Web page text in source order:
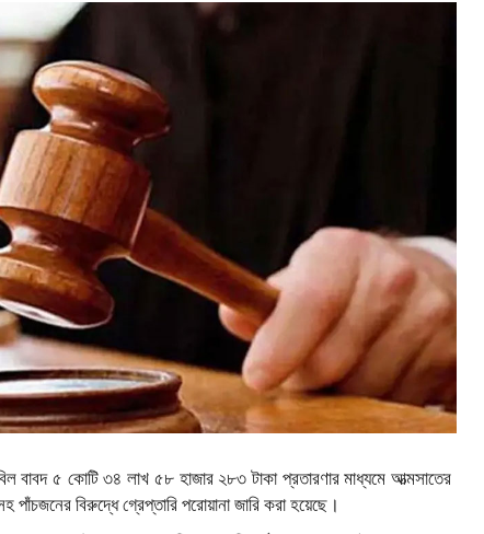
বাবদ ৫ কোটি ৩৪ লাখ ৫৮ হাজার ২৮৩ টাকা প্রতারণার মাধ্যমে আত্মসাতের
বিরুদ্ধে গ্রেপ্তারি পরোয়ানা জারি করা হয়েছে।